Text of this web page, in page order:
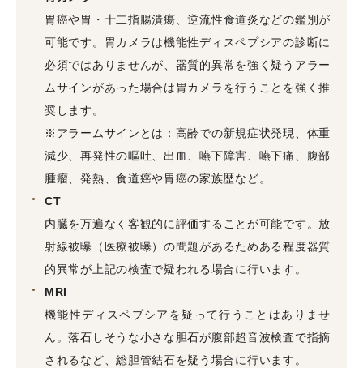
胃癌や胃・十二指腸潰瘍、逆流性食道炎などの鑑別が
可能です。胃カメラは機能性ディスペプシアの診断に
必須ではありませんが、器質的異常を強く疑うアラー
ムサインがあった場合は胃カメラを行うことを強く推
奨します。
※アラームサインとは：高齢での新規症状発現、体重
減少、再発性の嘔吐、出血、嚥下障害、嚥下痛、腹部
腫瘤、発熱、食道癌や胃癌の家族歴など。
CT
内臓を万遍なく客観的に評価することが可能です。放
射線被曝（医療被曝）の問題があるためある程度器質
的異常が上記の検査で疑われる場合に行います。
MRI
機能性ディスペプシアを疑って行うことはありませ
ん。落石しそうな小さな胆石が腹部超音波検査で指摘
されるなど、総胆管結石を疑う場合に行います。